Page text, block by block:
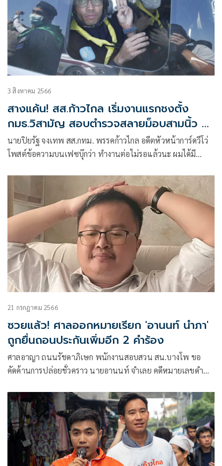
3 สิงหาคม 2566
สางแค้น! สส.ก้าวไกล เริ่มงานแรกชงตั้ง
กมธ.วิสามัญ สอบตำรวจสลายม็อบสามนิ้ว ปี
63-65
นายปิยรัฐ จงเทพ สส.กทม. พรรคก้าวไกล อดีตหัวหน้าการ์ดวีโว่
โพสต์ข้อความบนเฟซบุ๊กว่า ทำงานต่อไม่รอแล้วนะ ผมได้มี
การเสนอญัตติตั้งคณะกรรมาธิการวิสามัญเพื่อติดตาม
21 กรกฎาคม 2566
ซวยแล้ว! ศาลออกหมายเรียก 'อานนท์ นำภา'
ถูกยื่นถอนประกันเพิ่มอีก 2 คำร้อง
ศาลอาญา ถนนรัชดาภิเษก พนักงานสอบสวน สน.บางโพ ขอ
คัดค้านการปล่อยชั่วคราว นายอานนท์ จำเลย คดีหมายเลขดำ